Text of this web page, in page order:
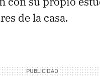
de la casa.